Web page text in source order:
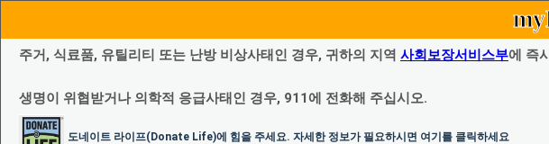
주거, 식료품, 유틸리티 또는 난방 비상사태인 경우, 귀하의 지역 사회보장서비스부에 즉
생명이 위협받거나 의학적 응급사태인 경우, 911에 전화해 주십시오.
도네이트 라이프(Donate Life)에 힘을 주세요. 자세한 정보가 필요하시면 여기를 클릭하세요